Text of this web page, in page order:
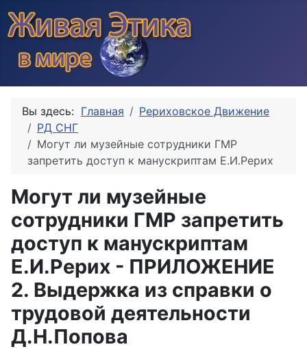
Вы здесь: Главная
Рериховское Движение
РД СНГ
Могут ли музейные сотрудники ГМР
запретить доступ к манускриптам Е.И.Рерих
Могут ли музейные
сотрудники ГМР запретить
доступ к манускриптам
Е.И.Рерих - ПРИЛОЖЕНИЕ
2. Выдержка из справки о
трудовой деятельности
Д.Н.Попова